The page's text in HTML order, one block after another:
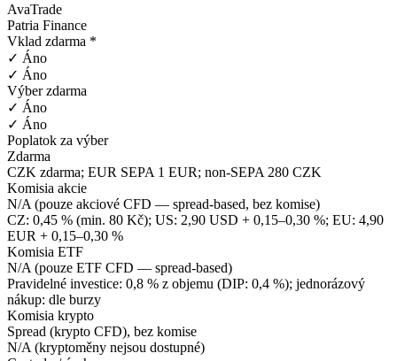
AvaTrade
Patria Finance
Vklad zdarma *
✓ Áno
✓ Áno
Výber zdarma
✓ Áno
✓ Áno
Poplatok za výber
Zdarma
CZK zdarma; EUR SEPA 1 EUR; non-SEPA 280 CZK
Komisia akcie
N/A (pouze akciové CFD — spread-based, bez komise)
CZ: 0,45 % (min. 80 Kč); US: 2,90 USD + 0,15–0,30 %; EU: 4,90
EUR + 0,15–0,30 %
Komisia ETF
N/A (pouze ETF CFD — spread-based)
Pravidelné investice: 0,8 % z objemu (DIP: 0,4 %); jednorázový
nákup: dle burzy
Komisia krypto
Spread (krypto CFD), bez komise
N/A (kryptoměny nejsou dostupné)